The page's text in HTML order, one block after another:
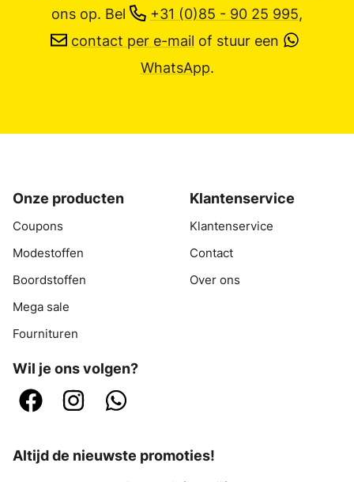
ons op. Bel +31 (0)85 - 90 25 995,
contact per e-mail of stuur een
WhatsApp.
Onze producten
Coupons
Modestoffen
Boordstoffen
Mega sale
Fournituren
Klantenservice
Klantenservice
Contact
Over ons
Wil je ons volgen?
Altijd de nieuwste promoties!